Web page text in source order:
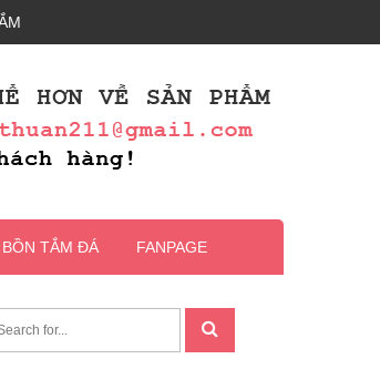
BỒN TẮM ĐÁ FANPAGE